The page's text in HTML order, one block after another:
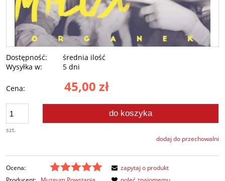
Dostępność:
średnia ilość
Wysyłka w:
5 dni
Cena: 45,00 zł
szt.
do koszyka
dodaj do przechowalni
Ocena:
zapytaj o produkt